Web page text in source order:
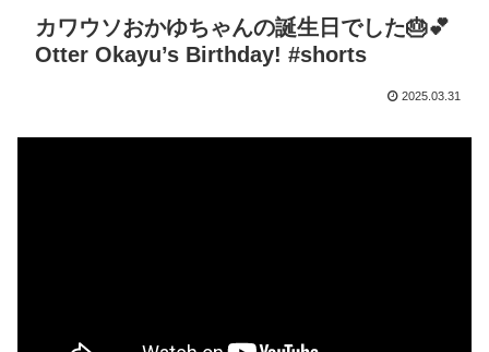
カワウソおかゆちゃんの誕生日でした🎂💕
Otter Okayu’s Birthday! #shorts
2025.03.31